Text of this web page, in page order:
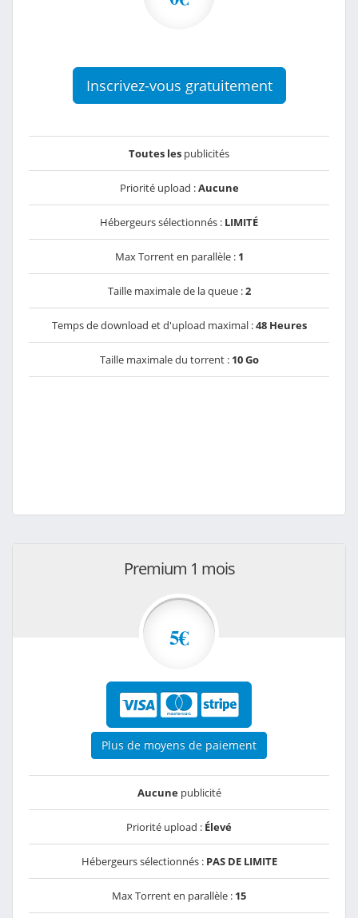
Inscrivez-vous gratuitement
Toutes les publicités
Priorité upload :Aucune
Hébergeurs sélectionnés : LIMITÉ
Max Torrent en parallèle : 1
Taille maximale de la queue :2
Temps de download et d'upload maximal :48 Heures
Taille maximale du torrent : 10 Go
Premium 1 mois
5€
Plus de moyens de paiement
Aucunepublicité
Priorité upload : Élevé
Hébergeurs sélectionnés : PAS DE LIMITE
Max Torrent en parallèle : 15